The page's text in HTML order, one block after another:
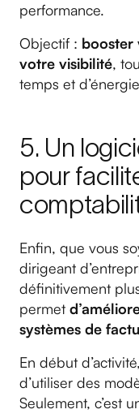
performance.
Objectif : booster
votre visibilité,
temps et
5. Un
pour
Enfin, que vous
dirigeant
définitivement
permet
systèmes de
En début
d’utiliser des
Seulement, c’est